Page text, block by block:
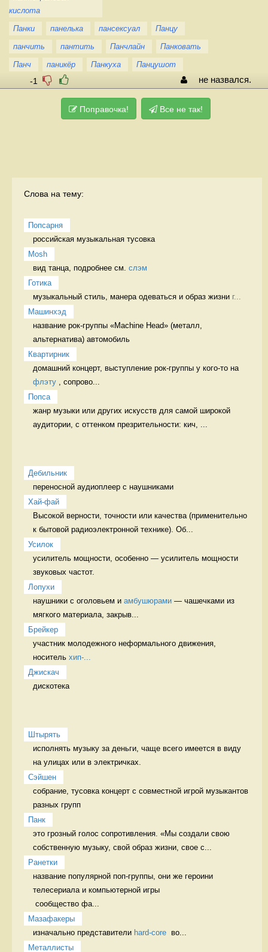
кислота
Панки
панелька пансексуал
Панцу
панчить
пантить Панчлайн
Панковать
Панч
паникёр Панкуха Панцушот
-1 не назвался.
Поправочка! Все не так!
Слова на тему:
Попсарня
российская музыкальная тусовка
Mosh
вид танца, подробнее см. слэм
Готика
музыкальный стиль, манера одеваться и образ жизни г...
Машинхэд
название рок-группы «Machine Head» (металл,
альтернатива) автомобиль
Квартирник
флэту , сопрово...
Попса
жанр музыки или других искусств для самой широкой
аудитории, с оттенком презрительности: кич, ...
Дебильник
переносной аудиоплеер с наушниками
Хай-фай
Высокой верности, точности или качества (применительно
к бытовой радиоэлектронной технике). Об...
Усилок
усилитель мощности, особенно — усилитель мощности
звуковых частот.
Лопухи
наушники с оголовьем и амбушюрами — чашечками из
мягкого материала, закрыв...
Брейкер
участник молодежного неформального движения,
носитель хип-...
Джискач
дискотека
Штырять
исполнять музыку за деньги, чаще всего имеется в виду
на улицах или в электричках.
Сэйшен
собрание, тусовка концерт с совместной игрой музыкантов
разных групп
Панк
это грозный голос сопротивления. «Мы создали свою
собственную музыку, свой образ жизни, свое с...
Ранетки
название популярной поп-группы, они же героини
телесериала и компьютерной игры
сообщество фа...
Мазафакеры
изначально представители hard-core
  во...
Металлисты